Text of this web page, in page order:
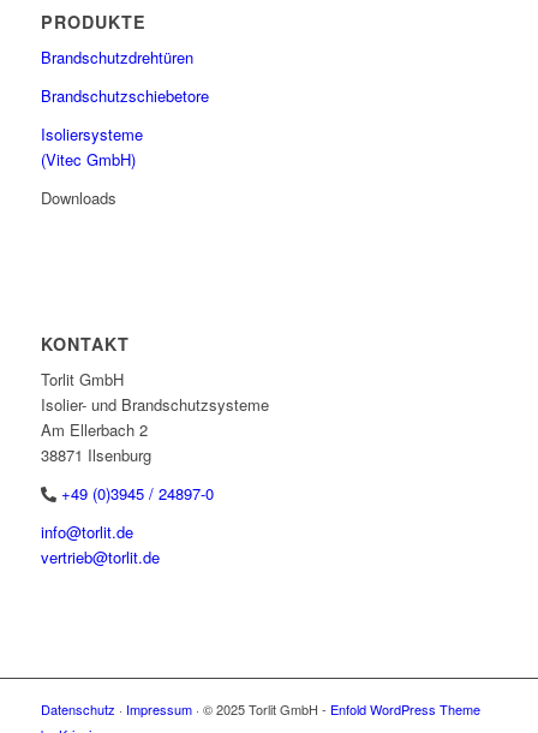
PRODUKTE
Brandschutzdrehtüren
Brandschutzschiebetore
Isoliersysteme
(Vitec GmbH)
Downloads
KONTAKT
Torlit GmbH
Isolier- und Brandschutzsysteme
Am Ellerbach 2
38871 Ilsenburg
+49 (0)3945 / 24897-0
info@torlit.de
vertrieb@torlit.de
Datenschutz · Impressum· © 2025 Torlit GmbH - Enfold WordPress Theme